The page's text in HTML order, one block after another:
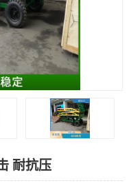
耐抗压